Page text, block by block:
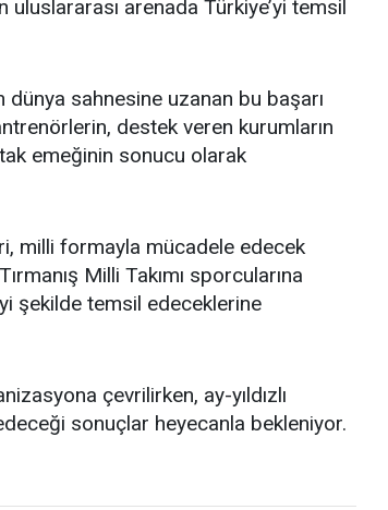
arenada Türkiye’yi temsil
dünya sahnesine uzanan bu başarı
destek veren kurumların
emeğinin sonucu olarak
milli formayla mücadele edecek
Milli Takımı sporcularına
şekilde temsil edeceklerine
çevrilirken, ay-yıldızlı
sonuçlar heyecanla bekleniyor.